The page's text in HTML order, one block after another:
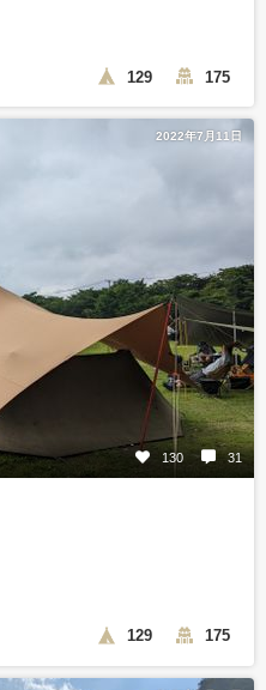
129 175
2022年7月11日
130 31
129 175